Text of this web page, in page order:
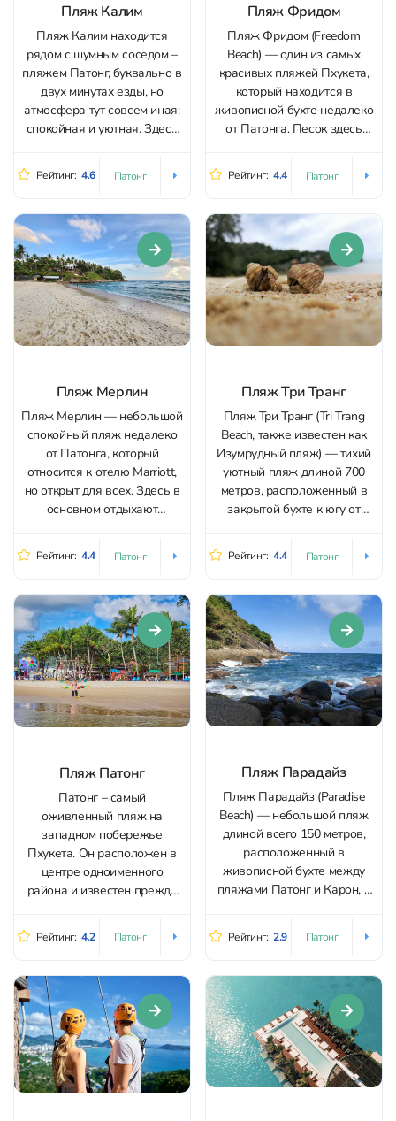
Пляж Калим
Пляж Калим находится
рядом с шумным соседом –
пляжем Патонг, буквально в
двух минутах езды, но
атмосфера тут совсем иная:
спокойная и уютная. Здесь
уединиться с природой и
побыть наедине со своими
мыслями. А если захочется
вернуться к активной жизни,
Патонг рядом,...
Рейтинг: 4.6 Патонг
Пляж Фридом
Пляж Фридом (Freedom
Beach) — один из самых
красивых пляжей Пхукета,
который находится в
живописной бухте недалеко
от Патонга. Песок здесь
чистая с бирюзовым
оттенком. Смотрите фото
пляжа Фридом и пляж
Фридом на карте. Пляж
Фридом на Патонге
растянулся на 300 метров
вдоль...
Рейтинг: 4.4 Патонг
Пляж Мерлин
Пляж Мерлин — небольшой
спокойный пляж недалеко
от Патонга, который
относится к отелю Marriott,
но открыт для всех. Здесь в
основном отдыхают
тех, кто ищет тишину рядом
с оживленным Патонгом.
Рекомендуем приходить во
время прилива и надевать
обувь для купания, так как
для...
Рейтинг: 4.4 Патонг
Пляж Три Транг
Пляж Три Транг (Tri Trang
Beach, также известен как
Изумрудный пляж) — тихий
уютный пляж длиной 700
метров, расположенный в
закрытой бухте к югу от
пешком или 5 минут на
байке), в 45 км от аэропорта.
Ширина пляжа 30-50
метров...
Рейтинг: 4.4 Патонг
Пляж Патонг
Патонг – самый
оживленный пляж на
западном побережье
Пхукета. Он расположен в
центре одноименного
района и известен прежде
сосредоточено огромное
количество развлечений,
ресторанов, баров и водных
активностей. На пляже
можно покататься на
гидроцикле или “банане”,
полетать с парашютом над
морем, взять в аренду сап-
борд или...
Рейтинг: 4.2 Патонг
Пляж Парадайз
Пляж Парадайз (Paradise
Beach) — небольшой пляж
длиной всего 150 метров,
расположенный в
живописной бухте между
пляжами Патонг и Карон, в
находится в закрытой бухте,
защищенной с обеих сторон
скалами, поэтому здесь
практически не бывает
больших волн даже в
низкий сезон. Благодаря
этому...
Рейтинг: 2.9 Патонг